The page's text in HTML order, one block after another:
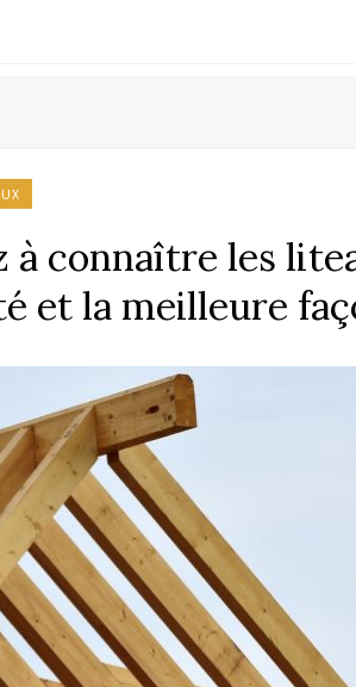
à connaître les
et la meilleure